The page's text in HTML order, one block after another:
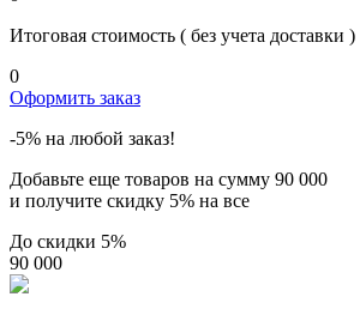
Итоговая стоимость ( без учета доставки )
0
Оформить заказ
-5% на любой заказ!
Добавьте еще товаров на сумму 90 000
и получите скидку 5% на все
До скидки 5%
90 000